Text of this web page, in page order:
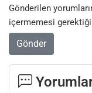
Gönderilen
içermemesi
Gönder